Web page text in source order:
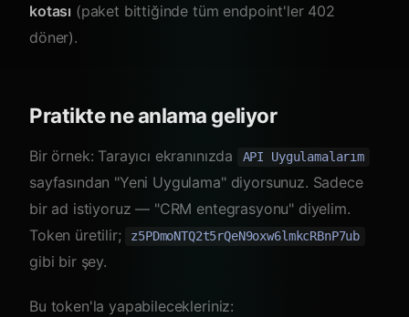
kotası (paket bittiğinde tüm endpoint'ler 402
döner).
Pratikte ne anlama geliyor
Bir örnek: Tarayıcı ekranınızda API Uygulamalarım
sayfasından "Yeni Uygulama" diyorsunuz. Sadece
bir ad istiyoruz — "CRM entegrasyonu" diyelim.
Token üretilir;
z5PDmoNTQ2t5rQeN9oxw6lmkcRBnP7ub
gibi bir şey.
Bu token'la yapabilecekleriniz: